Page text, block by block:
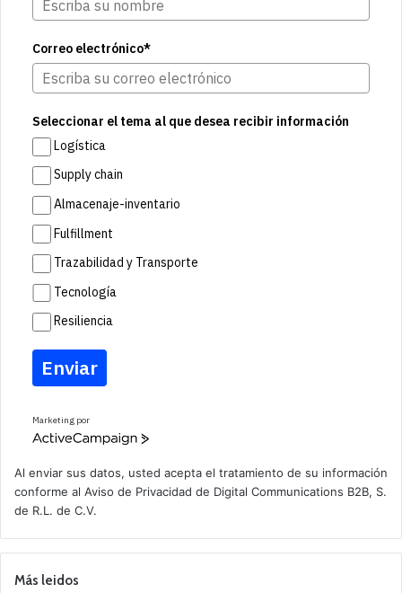
Correo electrónico*
Seleccionar el tema al que desea recibir información
Logística
Supply chain
Almacenaje-inventario
Fulfillment
Trazabilidad y Transporte
Tecnología
Resiliencia
Enviar
Marketing por
A
v
e
a
m
a
Al enviar sus datos, usted acepta el tratamiento de su información
conforme al Aviso de Privacidad de Digital Communications B2B, S.
de R.L. de C.V.
Más leidos